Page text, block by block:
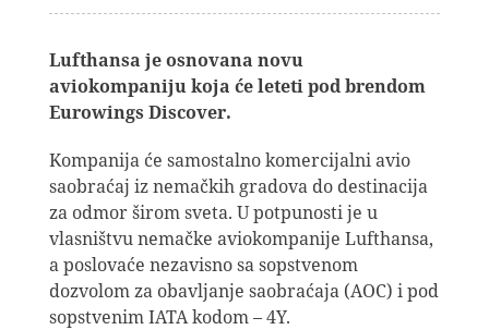
Lufthansa je osnovana novu
aviokompaniju koja će leteti pod brendom
Eurowings Discover.
Kompanija će samostalno komercijalni avio
saobraćaj iz nemačkih gradova do destinacija
za odmor širom sveta. U potpunosti je u
vlasništvu nemačke aviokompanije Lufthansa,
a poslovaće nezavisno sa sopstvenom
dozvolom za obavljanje saobraćaja (AOC) i pod
sopstvenim IATA kodom – 4Y.